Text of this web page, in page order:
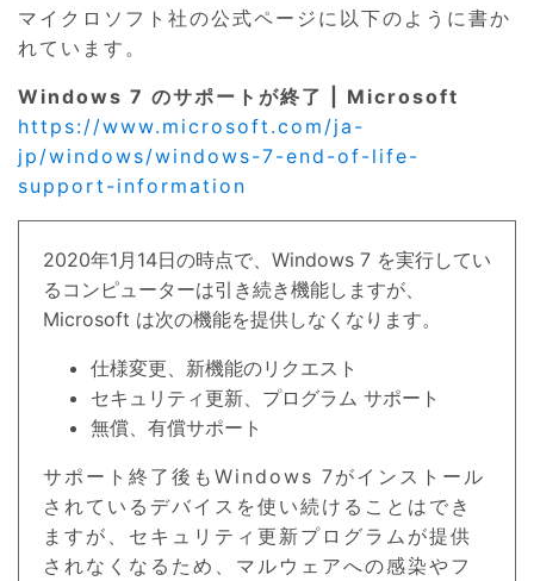
マイクロソフト社の公式ページに以下のように書か
れています。
Windows 7 のサポートが終了 | Microsoft
https://www.microsoft.com/ja-
jp/windows/windows-7-end-of-life-
support-information
2020年1月14日の時点で、Windows 7 を実行してい
るコンピューターは引き続き機能しますが、
Microsoft は次の機能を提供しなくなります。
仕様変更、新機能のリクエスト
セキュリティ更新、プログラム サポート
無償、有償サポート
サポート終了後もWindows 7がインストール
されているデバイスを使い続けることはでき
ますが、セキュリティ更新プログラムが提供
されなくなるため、マルウェアへの感染やフ